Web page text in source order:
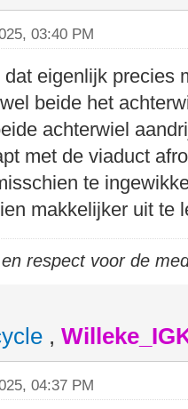
03:40 PM
dat eigenlijk precies
beide het
achterwiel
met de viaduct
te
makkelijker uit te
respect voor de
,
04:37 PM